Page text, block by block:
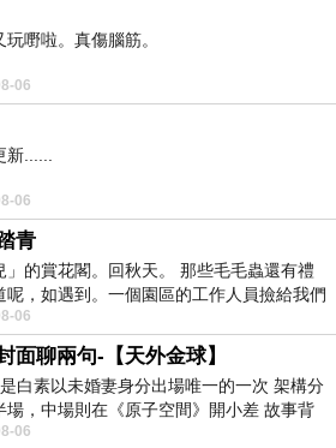
玩嘢啦。真傷腦筋。
06
......
06
青
」的賞花閣。回秋天。 那些毛毛蟲還有禮
呢，如遇到。一個園區的工作人員撿給我們
06
面聊兩句-【天外金球】
白素以未婚妻身分出場唯一的一次 架構分
場，中場則在《原子空間》開小差 故事背
西藏境外流亡 地下組織
06